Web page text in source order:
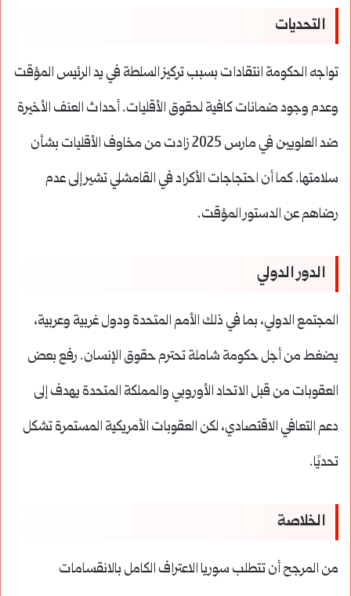
التحديات
تواجه الحكومة انتقادات بسبب تركيز السلطة في يد الرئيس المؤقت
وعدم وجود ضمانات كافية لحقوق الأقليات. أحداث العنف الأخيرة
ضد العلويين في مارس 2025 زادت من مخاوف الأقليات بشأن
سلامتها. كما أن احتجاجات الأكراد في القامشلي تشير إلى عدم
رضاهم عن الدستور المؤقت.
الدور الدولي
المجتمع الدولي، بما في ذلك الأمم المتحدة ودول غربية وعربية،
يضغط من أجل حكومة شاملة تحترم حقوق الإنسان. رفع بعض
العقوبات من قبل الاتحاد الأوروبي والمملكة المتحدة يهدف إلى
دعم التعافي الاقتصادي، لكن العقوبات الأمريكية المستمرة تشكل
تحديًا.
الخلاصة
من المرجح أن تتطلب سوريا الاعتراف الكامل بالانقسامات